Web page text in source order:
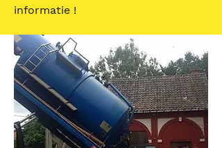
informatie !